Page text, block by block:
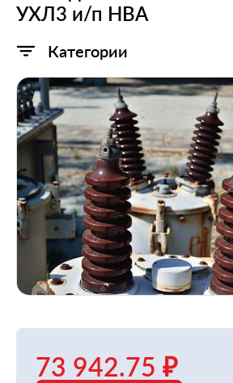
УХЛ3 и/п НВА
Категории
73 942.75 ₽